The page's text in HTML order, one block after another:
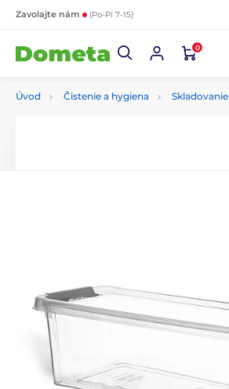
Zavolajte nám (Po-Pi 7-15)
0
Úvod Čistenie a hygiena Skladovanie